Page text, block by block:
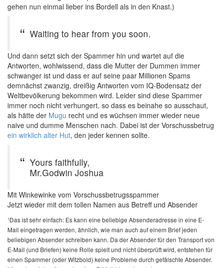
gehen nun einmal lieber ins Bordell als in den Knast.)
Waiting to hear from you soon.
Und dann setzt sich der Spammer hin und wartet auf die
Antworten, wohlwissend, dass die Mutter der Dummen immer
schwanger ist und dass er auf seine paar Millionen Spams
demnächst zwanzig, dreißig Antworten vom IQ-Bodensatz der
Weltbevölkerung bekommen wird. Leider sind diese Spammer
immer noch nicht verhungert, so dass es beinahe so ausschaut,
als hätte der Mugu recht und es wüchsen immer wieder neue
naive und dumme Menschen nach. Dabei ist der Vorschussbetrug
ein wirklich alter Hut, den jeder kennen sollte.
Yours faithfully,
Mr.Godwin Joshua
Mit Winkewinke vom Vorschussbetrugsspammer
Jetzt wieder mit dem tollen Namen aus Betreff und Absender
¹Das ist sehr einfach: Es kann eine beliebige Absenderadresse in eine E-
Mail eingetragen werden, ähnlich, wie man auch auf einem Brief jeden
beliebigen Absender schreiben kann. Da der Absender für den Transport von
E-Mail (und Briefen) keine Rolle spielt und nicht überprüft wird, entstehen für
einen Spammer (oder Witzbold) keine Probleme durch gefälschte Absender.